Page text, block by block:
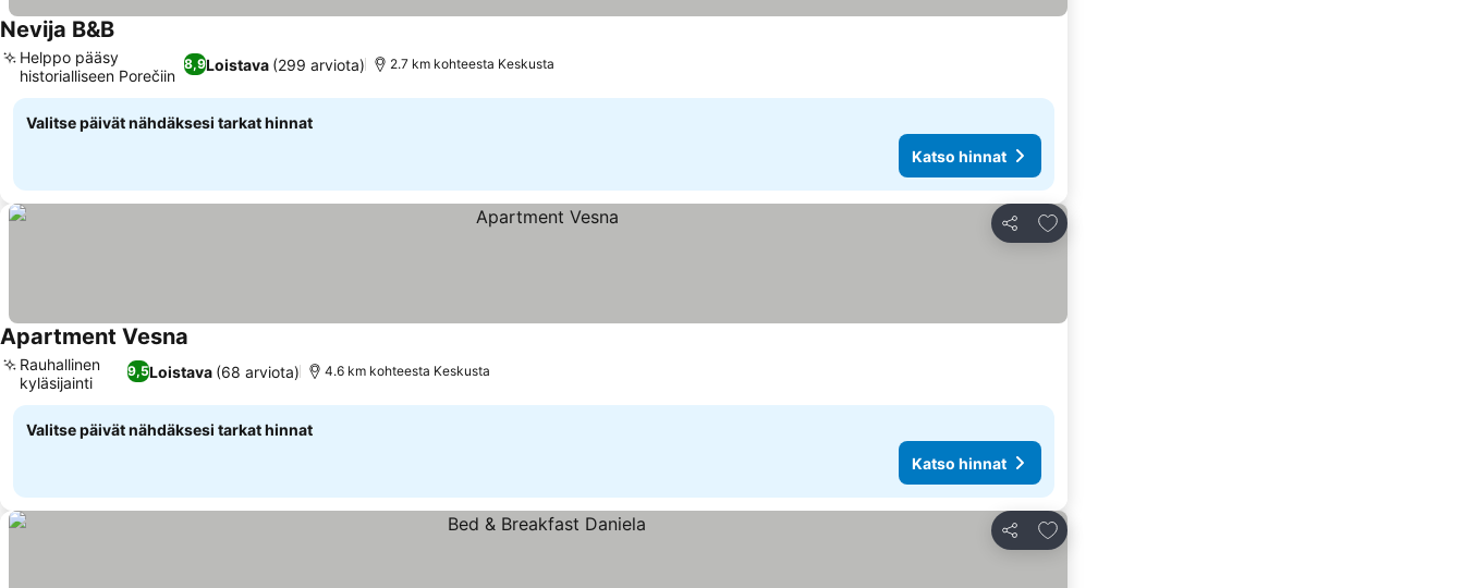
Nevija B&BKatso hinnat
8,9Loistava (299 arviota)
Helppo pääsy
historialliseen Porečiin
2.7 km kohteesta Keskusta
Valitse päivät nähdäksesi tarkat hinnat
Katso hinnat
Jaa
Lisää suosikkeihin
Apartment Vesna
9,5Loistava (68 arviota)
Rauhallinen
kyläsijainti
4.6 km kohteesta Keskusta
Valitse päivät nähdäksesi tarkat hinnat
Katso hinnat
Jaa
Lisää suosikkeihin